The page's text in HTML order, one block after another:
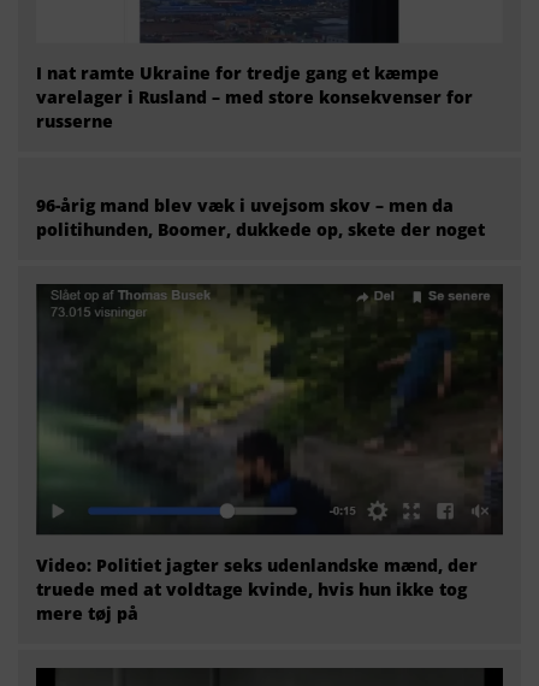
I nat ramte Ukraine for tredje gang et kæmpe
varelager i Rusland – med store konsekvenser for
russerne
96-årig mand blev væk i uvejsom skov – men da
politihunden, Boomer, dukkede op, skete der noget
Video: Politiet jagter seks udenlandske mænd, der
truede med at voldtage kvinde, hvis hun ikke tog
mere tøj på